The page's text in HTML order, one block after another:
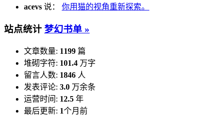
acevs 说： 你用猫的视角重新探索。
站点统计 梦幻书单 »
文章数量: 1199 篇
堆砌字符: 101.4 万字
留言人数: 1846 人
发表评论: 3.0 万余条
运营时间: 12.5 年
最后更新: 1个月前